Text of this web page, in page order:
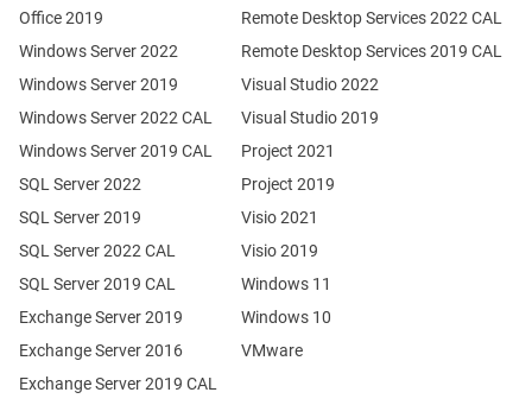
Office 2019
Windows Server 2022
Windows Server 2019
Exchange Server 2019
Exchange Server 2016
SQL Server 2022
SQL Server 2019
Windows Server 2022 CAL
Windows Server 2019 CAL
SQL Server 2022 CAL
SQL Server 2019 CAL
Remote Desktop Services 2022 CAL
Remote Desktop Services 2019 CAL
Exchange Server 2019 CAL
Visual Studio 2022
Visual Studio 2019
Project 2021
Project 2019
Visio 2021
Visio 2019
Windows 11
Windows 10
VMware